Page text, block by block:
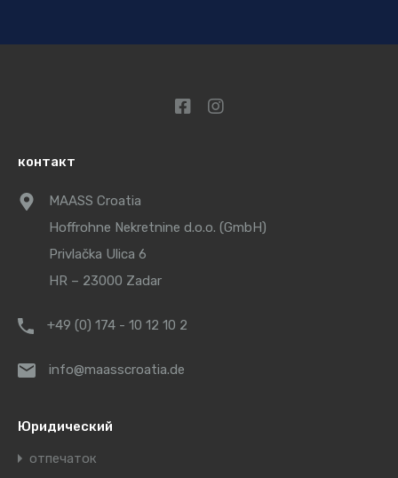
контакт
MAASS Croatia
Hoffrohne Nekretnine d.o.o. (GmbH)
Privlačka Ulica 6
HR – 23000 Zadar
+49 (0) 174 - 10 12 10 2
info@maasscroatia.de
Юридический
отпечаток